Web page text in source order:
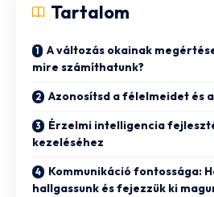
Tartalom
A változás okainak
mire számíthatunk?
Azonosítsd a félelmeidet és
Érzelmi intelligencia
kezeléséhez
Kommunikáció fontossága:
hallgassunk és fejezzük ki